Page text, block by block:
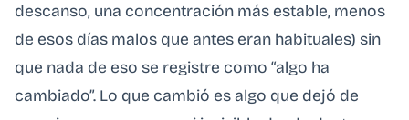
descanso, una concentración más estable, menos
de esos días malos que antes eran habituales) sin
que nada de eso se registre como “algo ha
cambiado”. Lo que cambió es algo que dejó de